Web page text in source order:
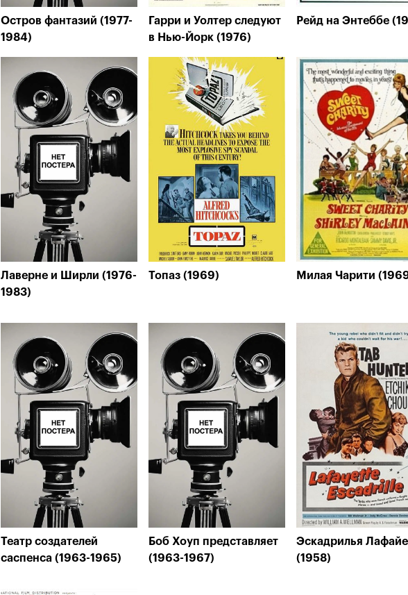
Остров фантазий (1977-
1984)
Гарри и Уолтер следуют
в Нью-Йорк (1976)
Рейд на Энтеббе
Лаверне и Ширли (1976-
1983)
Топаз (1969) Милая Чарити
Театр создателей
саспенса (1963-1965)
Боб Хоуп представляет
(1963-1967)
Эскадрилья
(1958)